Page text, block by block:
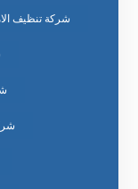
شركة تنظيف